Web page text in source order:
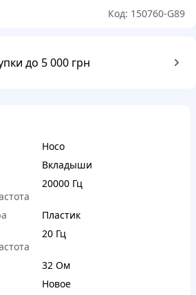
Код: 150760-G89
до 5 000 грн
Hoco
Вкладыши
20000 Гц
Пластик
20 Гц
32 Ом
Новое